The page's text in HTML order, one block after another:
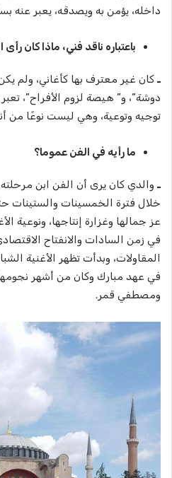
داخله، يؤمن به ويصدقه، يعبر عنه
باعتباره ناقد فني، ماذا كان
ـ كان غير معترف بها كأغاني، ولم
دوشة”، و” هيصة لزوم الأفراح”،
توجيه وتوعية، وهي ليست نوعًا من
ما رأيه في الفن عموما؟
ـ والدي كان يرى أن الفن ابن
خلال فترة الخمسينات والستينات
عز جمالها وغزارة إنتاجها، ونوعية
في زمن السادات والانفتاح
المقاولات، وبدأت تظهر الأغنية
في عهد مبارك وكان من أشهر
ومصطفي قمر.